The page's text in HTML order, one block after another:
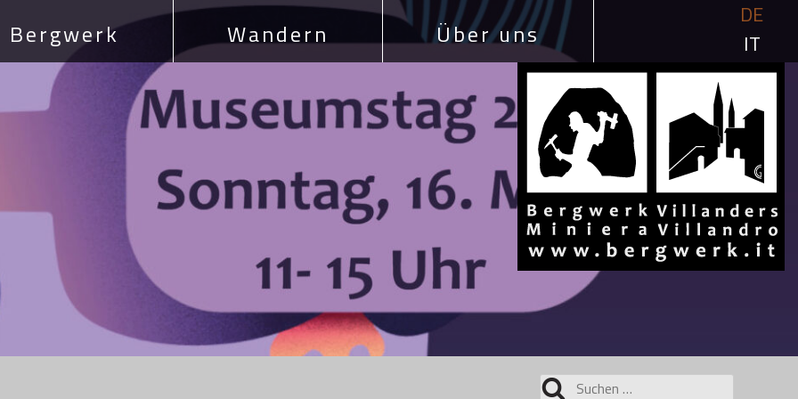
Bergwerk Wandern Über uns
DE
IT
Suchen